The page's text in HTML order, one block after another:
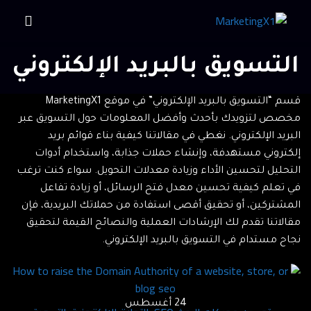
التسويق بالبريد الإلكتروني
قسم “التسويق بالبريد الإلكتروني” في موقع MarketingX1
مخصص لتزويدك بأحدث وأفضل المعلومات حول التسويق عبر
البريد الإلكتروني. نغطي في مقالاتنا كيفية بناء قوائم بريد
إلكتروني مستهدفة، وإنشاء حملات جذابة، واستخدام أدوات
التحليل لتحسين الأداء وزيادة معدلات التحويل. سواء كنت ترغب
في تعلم كيفية تحسين معدل فتح الرسائل، أو زيادة تفاعل
المشتركين، أو تحقيق أقصى استفادة من حملاتك البريدية، فإن
مقالاتنا تقدم لك الإرشادات العملية والنصائح القيمة لتحقيق
نجاح مستدام في التسويق بالبريد الإلكتروني.
24 أغسطس